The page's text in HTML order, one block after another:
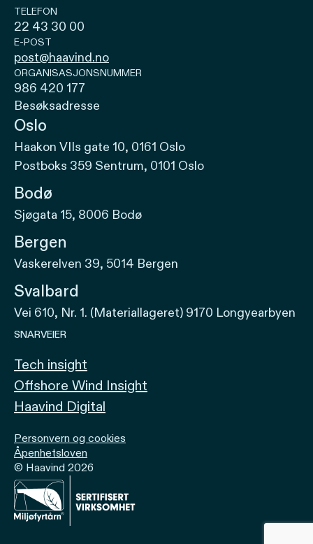
TELEFON
22 43 30 00
E-POST
post@haavind.no
ORGANISASJONSNUMMER
986 420 177
Besøksadresse
Oslo
Haakon VIIs gate 10, 0161 Oslo
Postboks 359 Sentrum, 0101 Oslo
Bodø
Sjøgata 15, 8006 Bodø
Bergen
Vaskerelven 39, 5014 Bergen
Svalbard
Vei 610, Nr. 1. (Materiallageret) 9170 Longyearbyen
SNARVEIER
Tech insight
Offshore Wind Insight
Haavind Digital
Personvern og cookies
Åpenhetsloven
© Haavind 2026